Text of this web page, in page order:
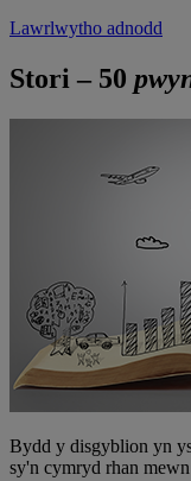
Lawrlwytho adnodd
Stori – 50
Bydd y disgyblion yn
sy'n cymryd rhan